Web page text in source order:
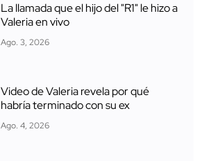
La llamada que el hijo del "R1" le hizo a
Valeria en vivo
Ago. 3, 2026
Video de Valeria revela por qué
habría terminado con su ex
Ago. 4, 2026